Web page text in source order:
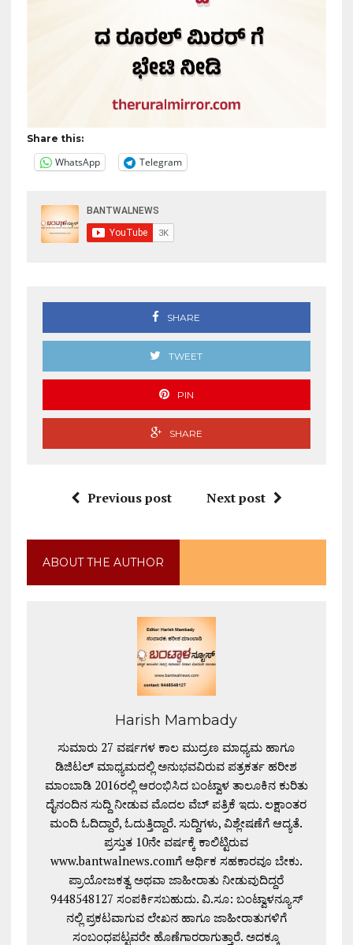
Share this:
WhatsApp Telegram
SHARE
TWEET
PIN
SHARE
Previous post Next post
ABOUT THE AUTHOR
Harish Mambady
ಸುಮಾರು 27 ವರ್ಷಗಳ ಕಾಲ ಮುದ್ರಣ ಮಾಧ್ಯಮ ಹಾಗೂ
ಡಿಜಿಟಲ್ ಮಾಧ್ಯಮದಲ್ಲಿ ಅನುಭವವಿರುವ ಪತ್ರಕರ್ತ ಹರೀಶ
ಮಾಂಬಾಡಿ 2016ರಲ್ಲಿ ಆರಂಭಿಸಿದ ಬಂಟ್ವಾಳ ತಾಲೂಕಿನ ಕುರಿತು
ದೈನಂದಿನ ಸುದ್ದಿ ನೀಡುವ ಮೊದಲ ವೆಬ್ ಪತ್ರಿಕೆ ಇದು. ಲಕ್ಷಾಂತರ
ಮಂದಿ ಓದಿದ್ದಾರೆ, ಓದುತ್ತಿದ್ದಾರೆ. ಸುದ್ದಿಗಳು, ವಿಶ್ಲೇಷಣೆಗೆ ಆದ್ಯತೆ.
ಪ್ರಸ್ತುತ 10ನೇ ವರ್ಷಕ್ಕೆ ಕಾಲಿಟ್ಟಿರುವ
www.bantwalnews.comಗೆ ಆರ್ಥಿಕ ಸಹಕಾರವೂ ಬೇಕು.
ಪ್ರಾಯೋಜಕತ್ವ ಅಥವಾ ಜಾಹೀರಾತು ನೀಡುವುದಿದ್ದರೆ
9448548127 ಸಂಪರ್ಕಿಸಬಹುದು. ವಿ.ಸೂ: ಬಂಟ್ವಾಳನ್ಯೂಸ್
ನಲ್ಲಿ ಪ್ರಕಟವಾಗುವ ಲೇಖನ ಹಾಗೂ ಜಾಹೀರಾತುಗಳಿಗೆ
ಸಂಬಂಧಪಟ್ಟವರೇ ಹೊಣೆಗಾರರಾಗುತ್ತಾರೆ. ಅದಕ್ಕೂ